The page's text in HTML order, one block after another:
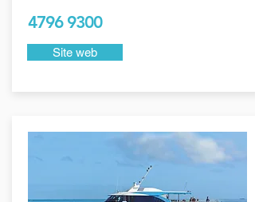
4796 9300
Site web